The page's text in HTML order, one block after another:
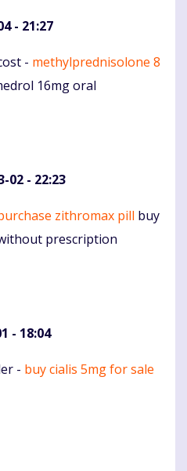
- 21:27
- methylprednisolone 8
16mg oral
02 - 22:23
zithromax pill buy
prescription
- 18:04
- buy cialis 5mg for sale